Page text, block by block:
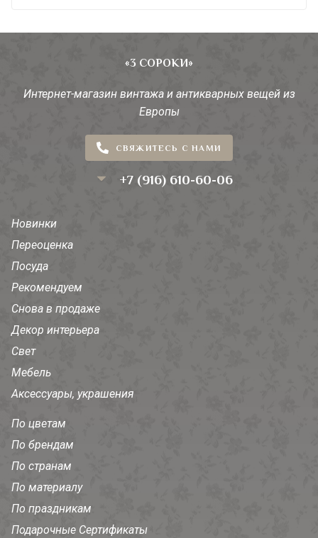
«3 СОРОКИ»
Интернет-магазин винтажа и антикварных вещей из
Европы
СВЯЖИТЕСЬ С НАМИ
+7 (916) 610-60-06
Новинки
Переоценка
Посуда
Рекомендуем
Снова в продаже
Декор интерьера
Свет
Мебель
Аксессуары, украшения
По цветам
По брендам
По странам
По материалу
По праздникам
Подарочные Сертификаты